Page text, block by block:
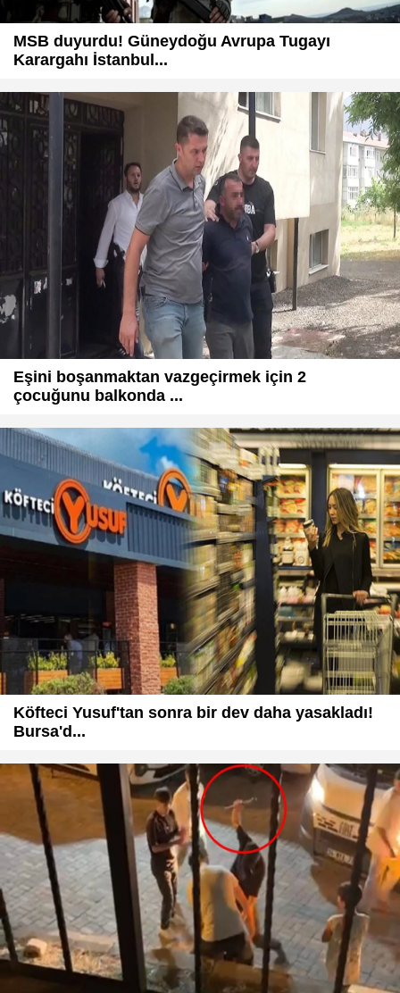
MSB duyurdu! Güneydoğu Avrupa Tugayı
Karargahı İstanbul...
Eşini boşanmaktan vazgeçirmek için 2
çocuğunu balkonda ...
Köfteci Yusuf'tan sonra bir dev daha yasakladı!
Bursa'd...